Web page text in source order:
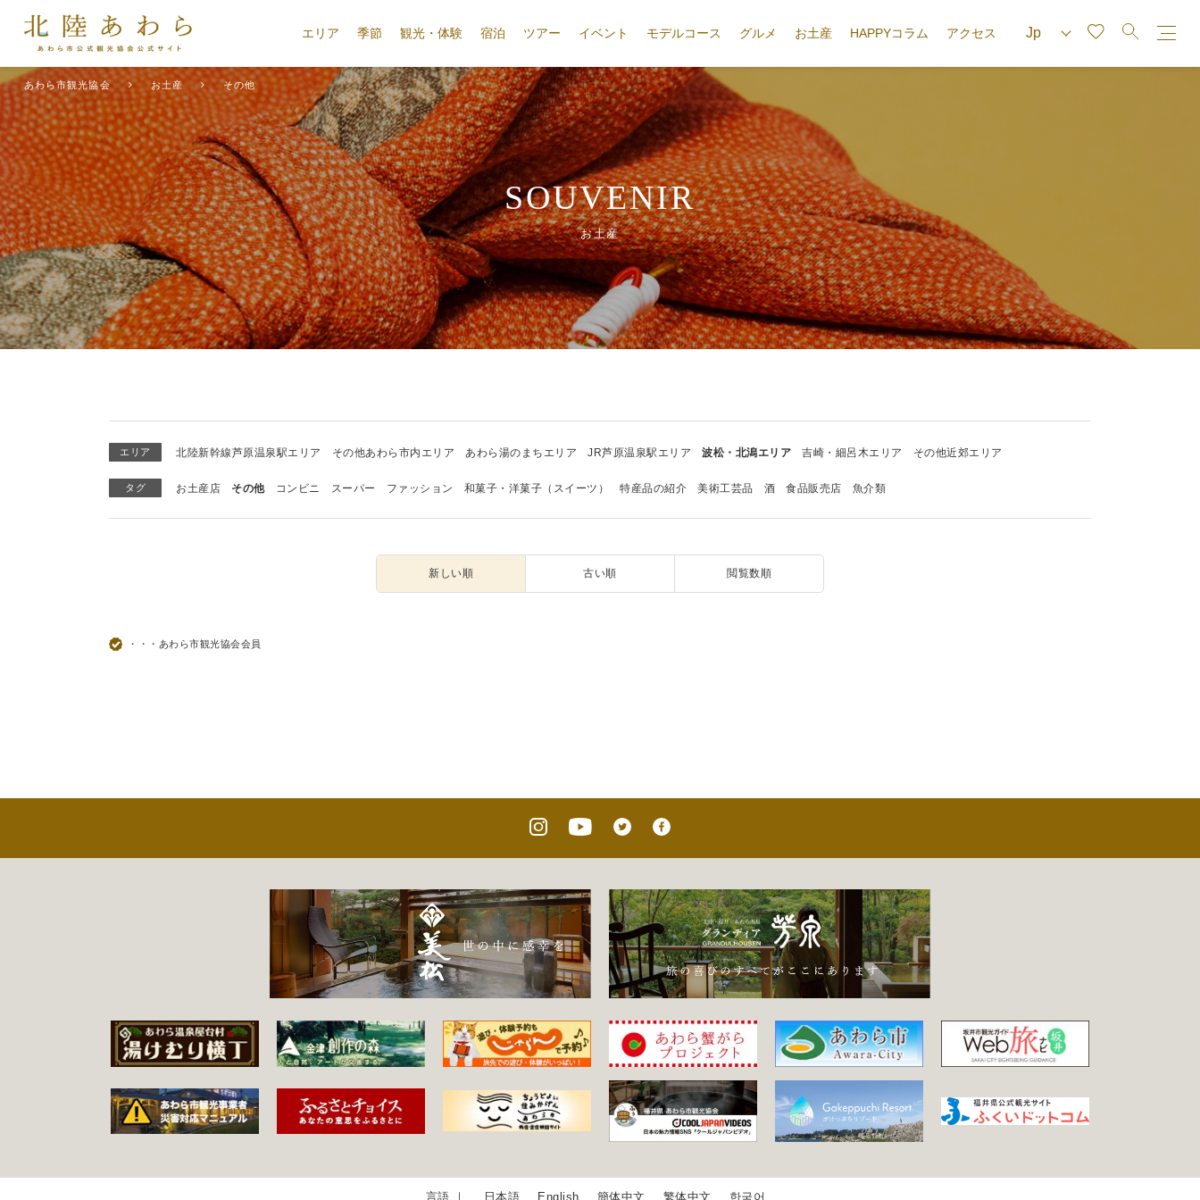
エリア 季節 観光・体験 宿泊 ツアー イベント モデルコース グルメ お土産 HAPPYコラム アクセス
あわら市観光協会 お土産 その他
SOUVENIR
お土産
エリア 北陸新幹線芦原温泉駅エリア その他あわら市内エリア あわら湯のまちエリア JR芦原温泉駅エリア 波松・北潟エリア 吉崎・細呂木エリア その他近郊エリア
タグ お土産店 その他 コンビニ スーパー ファッション 和菓子・洋菓子（スイーツ） 特産品の紹介 美術工芸品 酒 食品販売店 魚介類
新しい順 古い順 閲覧数順
・・・あわら市観光協会会員
日本語 English 簡体中文 繁体中文 한국어